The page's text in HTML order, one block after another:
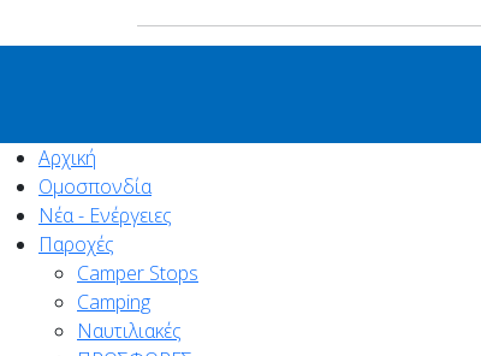
Αρχική
Ομοσπονδία
Νέα - Ενέργειες
Παροχές
Camper Stops
Camping
Ναυτιλιακές